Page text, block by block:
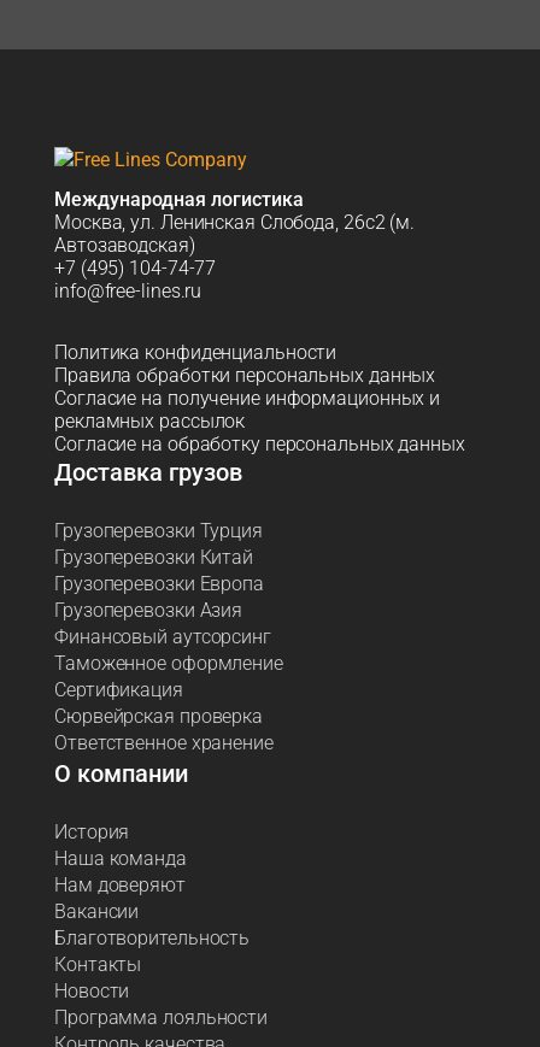
Международная логистика
Москва, ул. Ленинская Слобода, 26с2 (м.
Автозаводская)
+7 (495) 104-74-77
info@free-lines.ru
Политика конфиденциальности
Правила обработки персональных данных
Согласие на получение информационных и
рекламных рассылок
Согласие на обработку персональных данных
Доставка грузов
Грузоперевозки Турция
Грузоперевозки Китай
Грузоперевозки Европа
Грузоперевозки Азия
Финансовый аутсорсинг
Таможенное оформление
Сертификация
Сюрвейрская проверка
Ответственное хранение
О компании
История
Наша команда
Нам доверяют
Вакансии
Благотворительность
Контакты
Новости
Программа лояльности